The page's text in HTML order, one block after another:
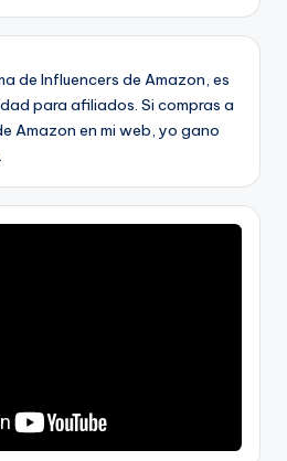
de Influencers de Amazon, es
para afiliados. Si compras a
Amazon en mi web, yo gano